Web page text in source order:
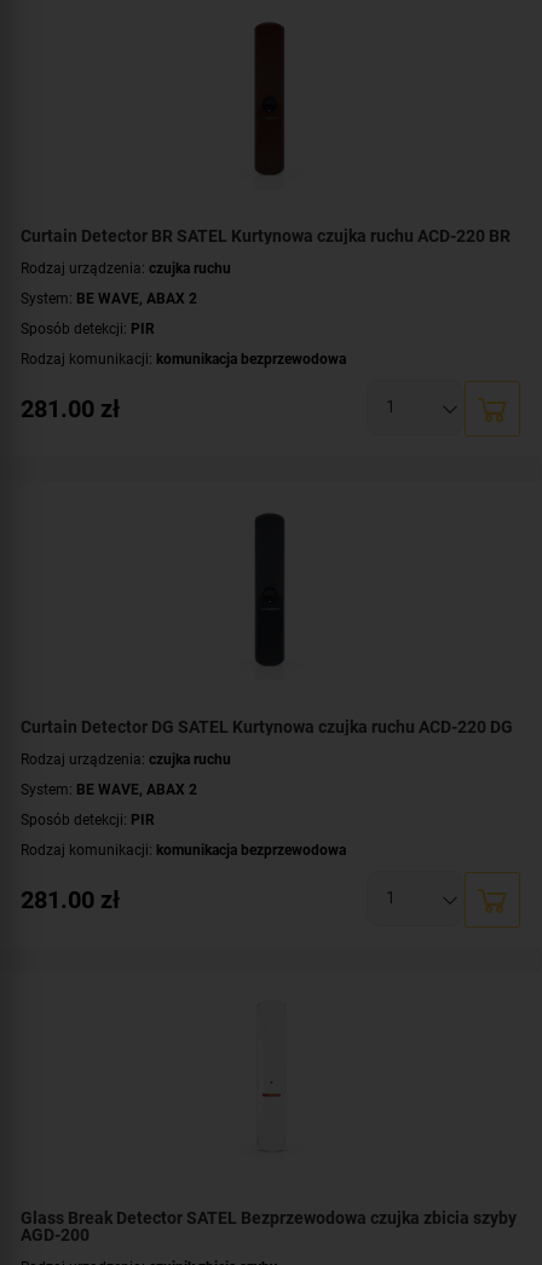
Curtain Detector BR SATEL Kurtynowa czujka ruchu ACD-220 BR
Rodzaj urządzenia: czujka ruchu
System: BE WAVE ABAX 2
Sposób detekcji: PIR
Rodzaj komunikacji: komunikacja bezprzewodowa
Zasilanie:bateryjne
281.00 zł
Curtain Detector DG SATEL Kurtynowa czujka ruchu ACD-220 DG
Rodzaj urządzenia: czujka ruchu
System: BE WAVE ABAX 2
Sposób detekcji: PIR
Rodzaj komunikacji: komunikacja bezprzewodowa
Zasilanie:bateryjne
281.00 zł
Glass Break Detector SATEL Bezprzewodowa czujka zbicia szyby
AGD-200